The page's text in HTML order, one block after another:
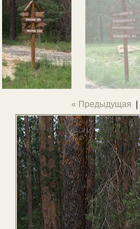
« Предыдущая